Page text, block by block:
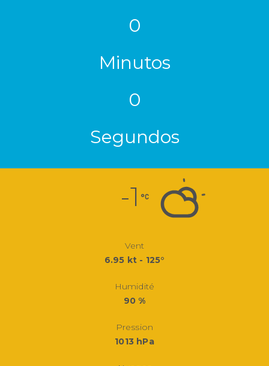
0
Minutos
0
Segundos
-1
Vent
6.95 kt - 125°
Humidité
90 %
Pression
1013 hPa